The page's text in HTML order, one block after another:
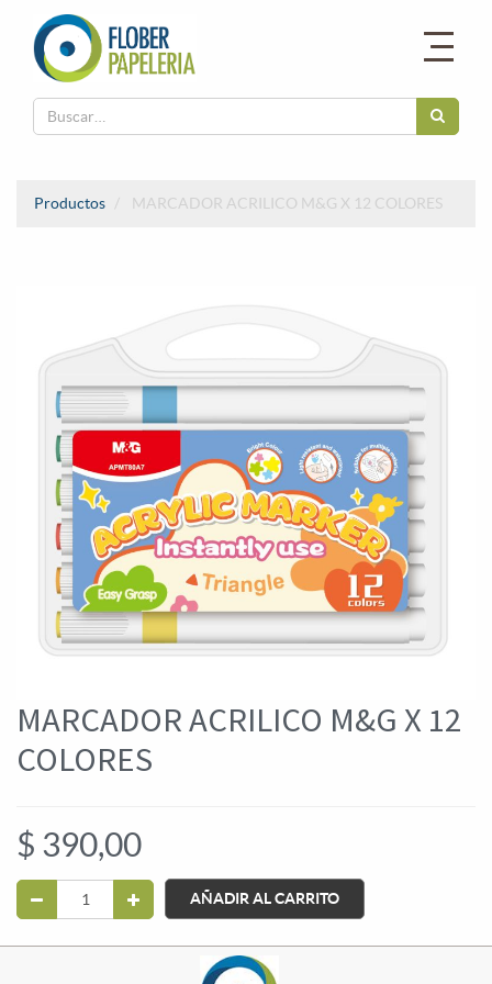
Productos MARCADOR ACRILICO M&G X 12 COLORES
MARCADOR ACRILICO M&G X 12
COLORES
$ 390,00
AÑADIR AL CARRITO